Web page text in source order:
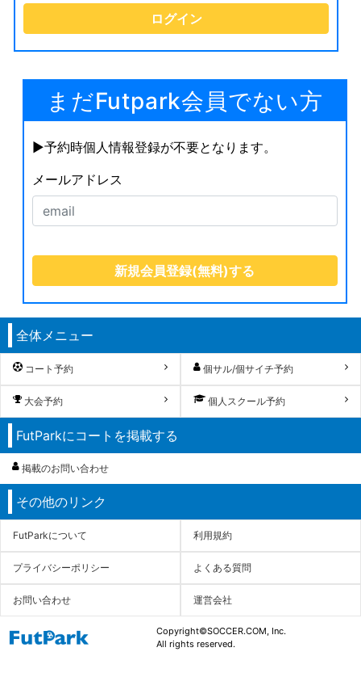
まだFutpark会員でない方
▶︎予約時個人情報登録が不要となります。
メールアドレス
全体メニュー
コート予約 個サル/個サイチ予約
大会予約 個人スクール予約
FutParkにコートを掲載する
掲載のお問い合わせ
その他のリンク
FutParkについて 利用規約
プライバシーポリシー よくある質問
お問い合わせ 運営会社
Copyright©SOCCER.COM, Inc.
All rights reserved.